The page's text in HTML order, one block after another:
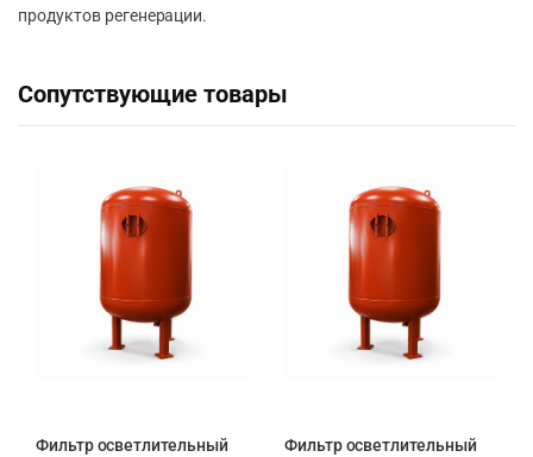
продуктов регенерации.
Сопутствующие товары
Фильтр осветлительный
Фильтр осветлительный